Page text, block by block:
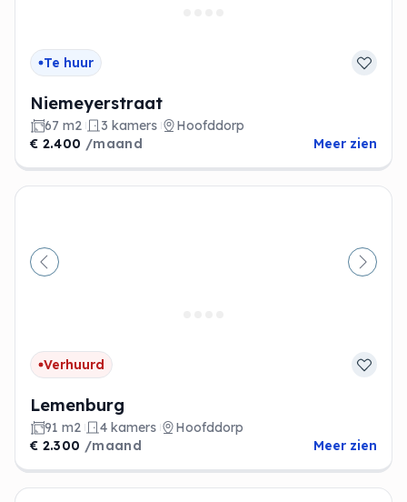
Te huur
Niemeyerstraat
67 m2 3 kamers
Hoofddorp
€ 2.400 /maand Meer zien
Vorige
Verhuurd
Lemenburg
91 m2 4 kamers
Hoofddorp
€ 2.300 /maand Meer zien